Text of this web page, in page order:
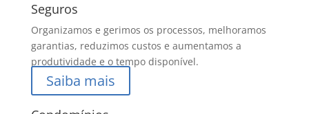
Seguros
Organizamos e gerimos os processos, melhoramos
garantias, reduzimos custos e aumentamos a
produtividade e o tempo disponível.
Saiba mais